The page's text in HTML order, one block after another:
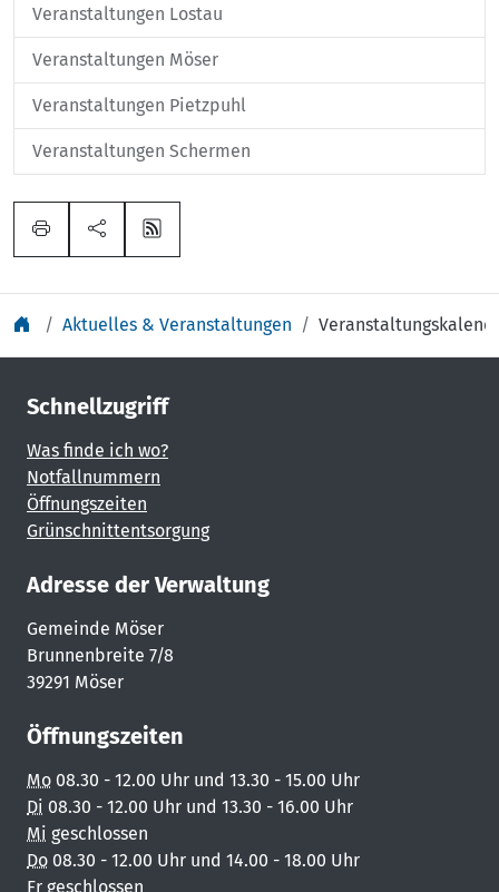
Veranstaltungen Lostau
Veranstaltungen Möser
Veranstaltungen Pietzpuhl
Veranstaltungen Schermen
Aktuelles & Veranstaltungen
Schnellzugriff
Was finde ich wo?
Notfallnummern
Öffnungszeiten
Grünschnittentsorgung
Adresse der Verwaltung
Gemeinde Möser
Brunnenbreite 7/8
39291 Möser
Öffnungszeiten
Mo 08.30 - 12.00 Uhr und 13.30 - 15.00 Uhr
Di 08.30 - 12.00 Uhr und 13.30 - 16.00 Uhr
Mi geschlossen
Do 08.30 - 12.00 Uhr und 14.00 - 18.00 Uhr
Fr geschlossen